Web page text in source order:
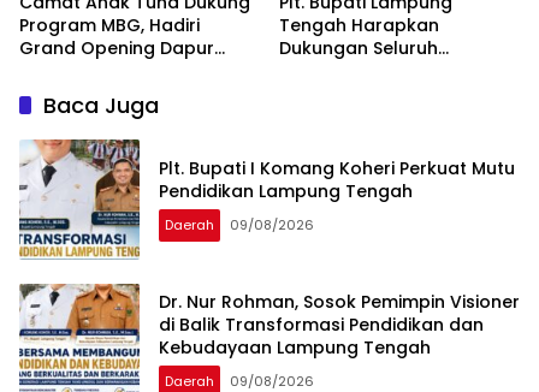
Program MBG, Hadiri
Grand Opening Dapur
Lampung Tengah
Tengah Harapkan
Dukungan Seluruh
Baca Juga
Plt. Bupati I Komang Koheri Perkuat Mutu
Pendidikan Lampung Tengah
Daerah 09/08/2026
Dr. Nur Rohman, Sosok Pemimpin Visioner
di Balik Transformasi Pendidikan dan
Kebudayaan Lampung Tengah
Daerah 09/08/2026